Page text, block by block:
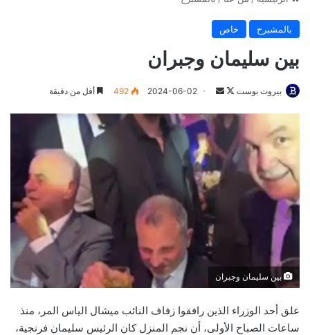
بالمشبرح خاص
بين سليمان وجبران
بيروت بوست
تابعأرسل
إلكترونيا
2024-06-02
492 أقل من دقيقة
بين سليمان وجبران
علق أحد الوزراء الذين رافقوا زفاف النائب ميشال الياس المر، منذ
ساعات الصباح الأولى، أن نجم المنزل كان الرئيس سليمان فرنجية،